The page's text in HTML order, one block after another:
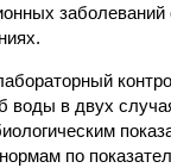
заболеваний
воды в двух
по